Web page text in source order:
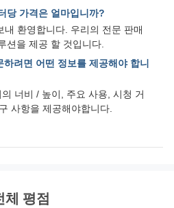
당 가격은 얼마입니까?
내 환영합니다. 우리의 전문 판매
션을 제공 할 것입니다.
려면 어떤 정보를 제공해야 합니
너비 / 높이, 주요 사용, 시청 거
사항을 제공해야합니다.
체 평점